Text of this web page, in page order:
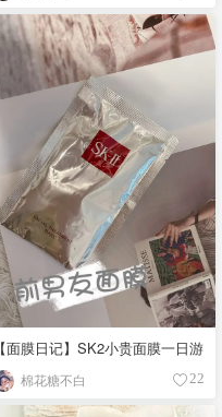
【面膜日记】SK2小贵面膜一日游
棉花糖不白 22